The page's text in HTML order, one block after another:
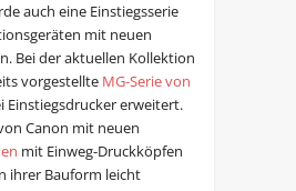
auch eine Einstiegsserie
mit neuen
Bei der aktuellen Kollektion
vorgestellte MG-Serie von
Einstiegsdrucker erweitert.
Canon mit neuen
mit Einweg-Druckköpfen
ihrer Bauform leicht